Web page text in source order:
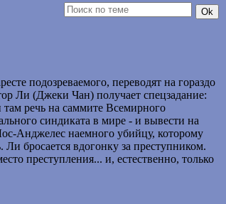
подoзревaемого, переводят на гораздо
Ли (Джеки Чан) получает спецзадание:
речь на саммите Всемирного
синдиката в мире - и вывести на
Анджелес наемного убийцу, которому
бросается вдогонку за преступником.
преступления... и, естественно, только